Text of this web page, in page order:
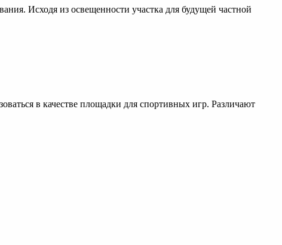
Исходя из освещенности участка для будущей частной
в качестве площадки для спортивных игр. Различают